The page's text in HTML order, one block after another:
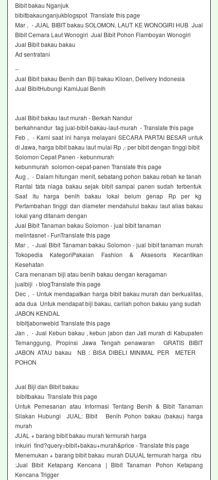
Bibit bakau Nganjuk
bibitbakaunganjukblogspot Translate this page
Mar , - JUAL BIBIT bakau SOLOMON, LAUT KE WONOGIRI HUB Jual
Bibit Cemara Laut Wonogiri Jual Bibit Pohon Flamboyan Wonogiri
Jual Bibit bakau bakau‎
Ad sentratani ‎
--
Jual Bibit bakau Benih dan Biji bakau Kiloan, Delivery Indonesia
Jual BibitHubungi KamiJual Benih
Jual Bibit bakau laut murah - Berkah Nandur
berkahnandur tag jual-bibit-bakau-laut-murah - Translate this page
Feb , - Kami saat ini hanya melayani SECARA PARTAI BESAR untuk
di Jawa, harga bibit bakau laut mulai Rp ,- per bibit dengan tinggi bibit
Solomon Cepat Panen - kebunmurah
kebunmurah solomon-cepat-panen Translate this page
Aug , - Dalam hitungan menit, sebatang pohon bakau rebah ke tanah
Rantai tata niaga bakau sejak bibit sampai panen sudah terbentuk
Saat itu harga benih bakau lokal belum genap Rp per kg
Pertambahan tinggi dan diameter mendahului bakau laut alias bakau
lokal yang ditanam dengan
Jual Bibit Tanaman bakau Solomon - jual bibit tanaman
melintasnet › FunTranslate this page
Mar , - Jual Bibit Tanaman bakau Solomon - jual bibit tanaman murah
Tokopedia KategoriPakaian Fashion & Aksesoris Kecantikan
Kesehatan
Cara menanam biji atau benih bakau dengan keragaman
jualbiji › blogTranslate this page
Dec , - Untuk mendapatkan harga bibit bakau murah dan berkualitas,
ada dua Untuk mendapat biji bakau, carilah pohon bakau yang sudah
JABON KENDAL
bibitjabonwebid Translate this page
Jan , - Jual Kebun bakau , kebun jabon dan Jati murah di Kabupaten
Temanggung, Propinsi Jawa Tengah penawaran GRATIS BIBIT
JABON ATAU bakau NB : BISA DIBELI MINIMAL PER METER
POHON
Jual Biji dan Bibit bakau
bibitbakau Translate this page
Untuk Pemesanan atau Informasi Tentang Benih & Bibit Tanaman
Silakan Hubungi JUAL: Bibit Benih Pohon bakau (bakau) harga
murah
JUAL + barang bibit bakau murah termurah harga
inkuiri find?query=bibit+bakau+murah&price - Translate this page
Menemukan + barang bibit bakau murah DIJUAL termurah harga ribu
:Jual Bibit Ketapang Kencana | Bibit Tanaman Pohon Ketapang
Kencana Trigger